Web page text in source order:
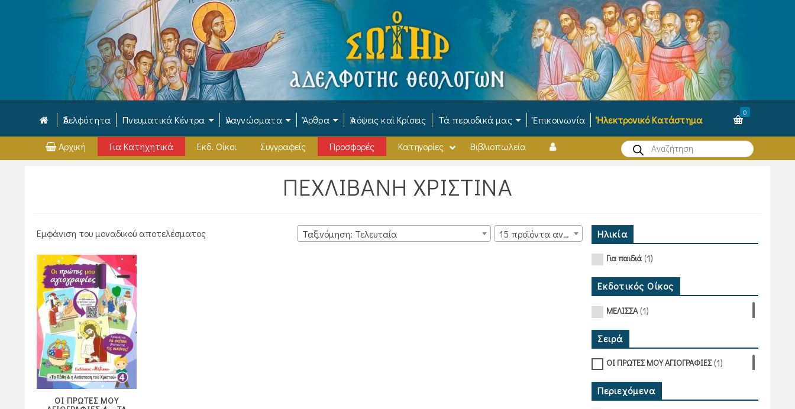
Ἀδελφότητα Πνευματικά Κέντρα Ἀναγνώσματα Ἄρθρα Ἀπόψεις καὶ Κρίσεις Τά περιοδικά μας Ἐπικοινωνία Ἠλεκτρονικό Κατάστημα
0
Products
search
Αρχική Για Κατηχητικά Εκδ. Οίκοι Συγγραφείς Προσφορές Κατηγορίες Βιβλιοπωλεία
ΠΕΧΛΙΒΑΝΗ ΧΡΙΣΤΙΝΑ
Εμφάνιση του μοναδικού αποτελέσματος Ταξινόμηση: Τελευταία 15 προϊόντα ανά σελίδα
ΟΙ ΠΡΩΤΕΣ ΜΟΥ
Ηλικία
Για παιδιά(1)
Εκδοτικός Οίκος
ΜΕΛΙΣΣΑ(1)
Σειρά
ΟΙ ΠΡΩΤΕΣ ΜΟΥ ΑΓΙΟΓΡΑΦΙΕΣ(1)
Περιεχόμενα